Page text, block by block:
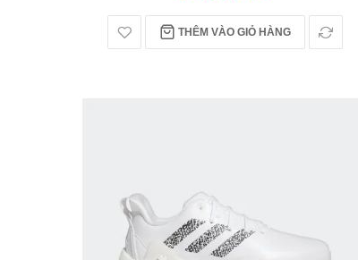
THÊM VÀO GIỎ HÀNG